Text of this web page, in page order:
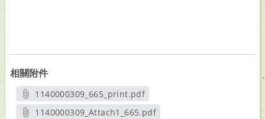
相關附件
1140000309_665_print.pdf
另開新視窗
1140000309_Attach1_665.pdf